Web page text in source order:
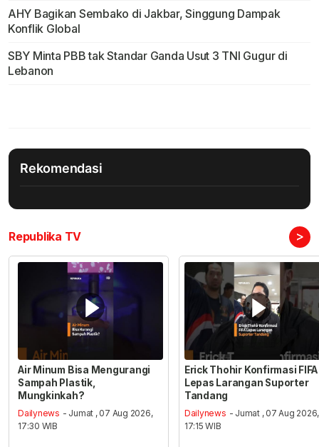
AHY Bagikan Sembako di Jakbar, Singgung Dampak
Konflik Global
SBY Minta PBB tak Standar Ganda Usut 3 TNI Gugur di
Lebanon
Rekomendasi
Republika TV >
Air Minum Bisa Mengurangi
Sampah Plastik,
Mungkinkah?
Dailynews - Jumat , 07 Aug 2026,
17:30 WIB
Erick Thohir Konfirmasi FIFA
Lepas Larangan Suporter
Tandang
Dailynews - Jumat , 07 Aug 2026,
17:15 WIB